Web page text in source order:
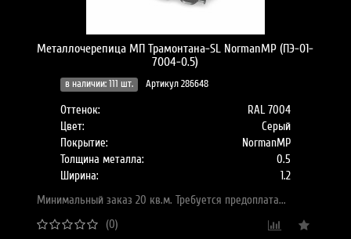
Металлочерепица МП Трамонтана-SL NormanMP (ПЭ-01-
7004-0.5)
в наличии: 111 шт. Артикул 286648
Оттенок:
RAL 7004
Цвет:
Серый
Покрытие:
NormanMP
Толщина металла:
0.5
Ширина:
1.2
Минимальный заказ 20 кв.м. Требуется предоплата...
(0)